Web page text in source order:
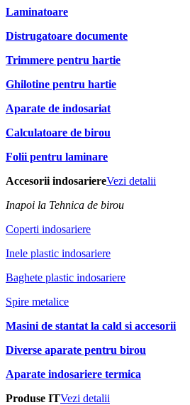
Laminatoare
Distrugatoare documente
Trimmere pentru hartie
Ghilotine pentru hartie
Aparate de indosariat
Calculatoare de birou
Folii pentru laminare
Accesorii indosariereVezi detalii
Inapoi la Tehnica de birou
Coperti indosariere
Inele plastic indosariere
Baghete plastic indosariere
Spire metalice
Masini de stantat la cald si accesorii
Diverse aparate pentru birou
Aparate indosariere termica
Produse ITVezi detalii